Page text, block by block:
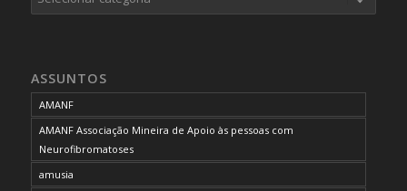
ASSUNTOS
AMANF
AMANF Associação Mineira de Apoio às pessoas com
Neurofibromatoses
amusia